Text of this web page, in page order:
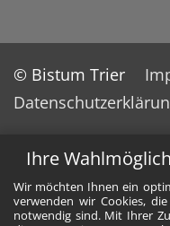
Ihre
Wir möchten Ihnen ein
verwenden wir Cookies,
notwendig sind. Mit Ihrer
© Bistum Trier